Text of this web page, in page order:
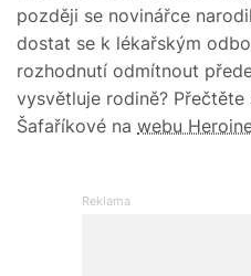
později se novinářce
dostat se k lékařským
rozhodnutí odmítnout
vysvětluje rodině?
Šafaříkové na webu